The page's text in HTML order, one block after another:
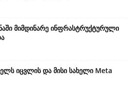
მიმდინარე ინფრასტრუქტურული
იცვლის და მისი სახელი Meta